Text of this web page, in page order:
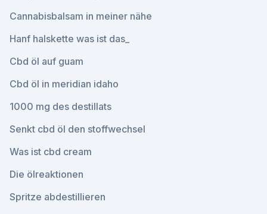
Cannabisbalsam in meiner nähe
Hanf halskette was ist das_
Cbd öl auf guam
Cbd öl in meridian idaho
1000 mg des destillats
Senkt cbd öl den stoffwechsel
Was ist cbd cream
Die ölreaktionen
Spritze abdestillieren